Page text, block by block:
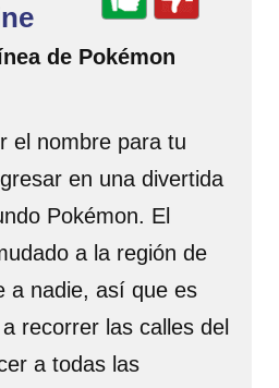
de Pokémon
el nombre para tu
en una divertida
Pokémon. El
a la región de
a nadie, así que es
recorrer las calles del
a todas las